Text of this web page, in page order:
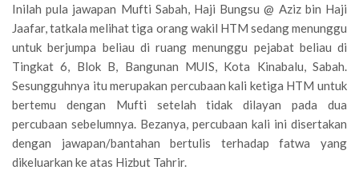
Inilah pula jawapan Mufti Sabah, Haji Bungsu @ Aziz bin Haji
Jaafar, tatkala melihat tiga orang wakil HTM sedang menunggu
untuk berjumpa beliau di ruang menunggu pejabat beliau di
Tingkat 6, Blok B, Bangunan MUIS, Kota Kinabalu, Sabah.
Sesungguhnya itu merupakan percubaan kali ketiga HTM untuk
bertemu dengan Mufti setelah tidak dilayan pada dua
percubaan sebelumnya. Bezanya, percubaan kali ini disertakan
dengan jawapan/bantahan bertulis terhadap fatwa yang
dikeluarkan ke atas Hizbut Tahrir.